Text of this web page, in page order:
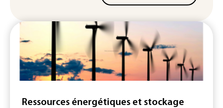
Ressources énergétiques et stockage